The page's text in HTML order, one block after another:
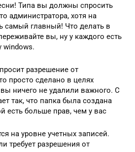
Типа вы должны спросить
администратора, хотя на
самый главный! Что делать в
вы, ну у каждого есть
windows.
разрешение от
просто сделано в целях
ничего не удалили важного. С
так, что папка была создана
есть больше прав, чем у вас
на уровне учетных записей.
требует разрешения от